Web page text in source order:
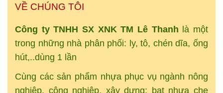
VỀ CHÚNG TÔI
Công ty TNHH SX XNKTM Lê Thanh là một
trong những nhà phân phối: ly, tô, chén dĩa, ống
hút,..dùng 1 lần
Cùng các sản phẩm nhựa phục vụ ngành nông
nghiệp, công nghiệp, xây dựng: bạt nhựa che